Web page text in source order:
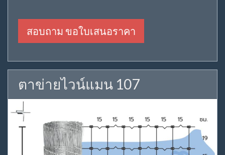
สอบถาม ขอใบเสนอราคา
ตาข่ายไวน์แมน 107